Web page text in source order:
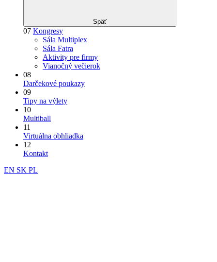
Späť
07 Kongresy
Sála Multiplex
Sála Fatra
Aktivity pre firmy
Vianočný večierok
08
Darčekové poukazy
09
Tipy na výlety
10
Multiball
11
Virtuálna obhliadka
12
Kontakt
EN SK PL